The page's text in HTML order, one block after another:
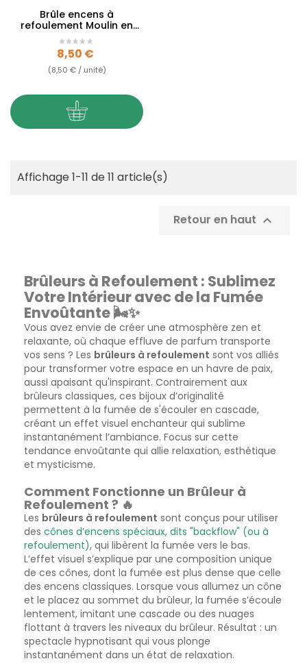
Brûle encens à
refoulement Moulin en
céramique - Backflow
Prix
8,50 €
(8,50 € / unité)
Affichage 1-11 de 11 article(s)
Retour en haut 
Brûleurs à Refoulement : Sublimez
Votre Intérieur avec de la Fumée
Envoûtante 🌬️✨
Vous avez envie de créer une atmosphère zen et
relaxante, où chaque effluve de parfum transporte
vos sens ? Les brûleurs à refoulement sont vos alliés
pour transformer votre espace en un havre de paix,
aussi apaisant qu'inspirant. Contrairement aux
brûleurs classiques, ces bijoux d’originalité
permettent à la fumée de s'écouler en cascade,
créant un effet visuel enchanteur qui sublime
instantanément l’ambiance. Focus sur cette
tendance envoûtante qui allie relaxation, esthétique
et mysticisme.
Comment Fonctionne un Brûleur à
Refoulement ? 🔥
Les brûleurs à refoulement sont conçus pour utiliser
des cônes d’encens spéciaux, dits "backflow" (ou à
refoulement), qui libèrent la fumée vers le bas.
L’effet visuel s’explique par une composition unique
de ces cônes, dont la fumée est plus dense que celle
des encens classiques. Lorsque vous allumez un cône
et le placez au sommet du brûleur, la fumée s’écoule
lentement, imitant une cascade ou des nuages
flottant à travers les niveaux du brûleur. Résultat : un
spectacle hypnotisant qui vous plonge
instantanément dans un état de relaxation.